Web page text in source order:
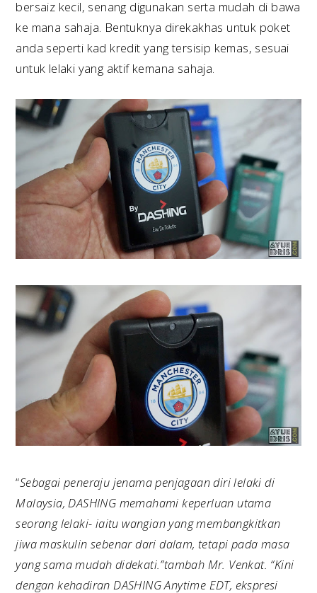
bersaiz kecil, senang digunakan serta mudah di bawa
ke mana sahaja. Bentuknya direkakhas untuk poket
anda seperti kad kredit yang tersisip kemas, sesuai
untuk lelaki yang aktif kemana sahaja.
“Sebagai peneraju jenama penjagaan diri lelaki di
Malaysia, DASHING memahami keperluan utama
seorang lelaki- iaitu wangian yang membangkitkan
jiwa maskulin sebenar dari dalam, tetapi pada masa
yang sama mudah didekati.”tambah Mr. Venkat. “Kini
dengan kehadiran DASHING Anytime EDT, ekspresi